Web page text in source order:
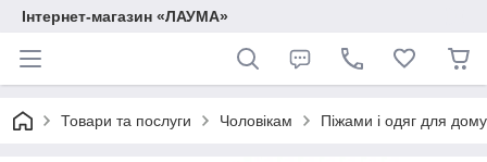
Інтернет-магазин «ЛАУМА»
Товари та послуги Чоловікам Піжами і одяг для дому